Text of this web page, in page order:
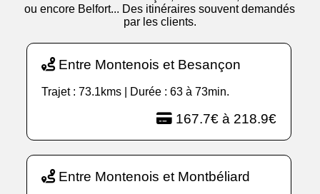
ou encore Belfort... Des itinéraires souvent demandés
par les clients.
Entre Montenois et Besançon
Trajet : 73.1kms | Durée : 63 à 73min.
167.7€ à 218.9€
Entre Montenois et Montbéliard